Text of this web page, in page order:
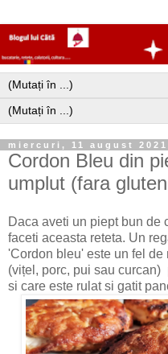
miercuri, 11 august 2021
Cordon Bleu din
umplut (fara
Daca aveti un piept bun
faceti aceasta reteta. Un
'Cordon bleu' este un fel
(vițel, porc, pui sau
si care este rulat si gatit